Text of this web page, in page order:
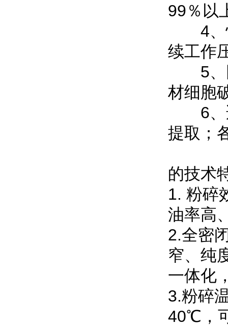
99％以
4、快
续工作
5、同
材细胞
6、适
提取；
的技术
1. 粉碎
油率高
2.全密
窄、纯
一体化
3.粉碎
40℃，